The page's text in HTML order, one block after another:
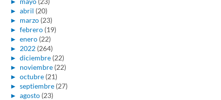
► abril (20)
► marzo (23)
► febrero (19)
► enero (22)
► 2022 (264)
► diciembre (22)
► noviembre (22)
► octubre (21)
► septiembre (27)
► agosto (23)